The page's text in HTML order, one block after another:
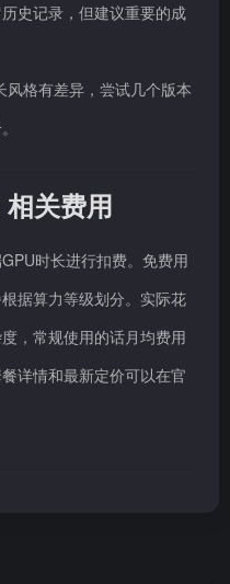
史记录，但建议重要的成
格有差异，尝试几个版本
关费用
时长进行扣费。免费用
据算力等级划分。实际花
，常规使用的话月均费用
详情和最新定价可以在官